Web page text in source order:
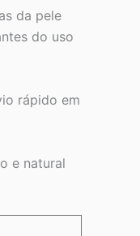
da pele
do uso
rápido em
e natural